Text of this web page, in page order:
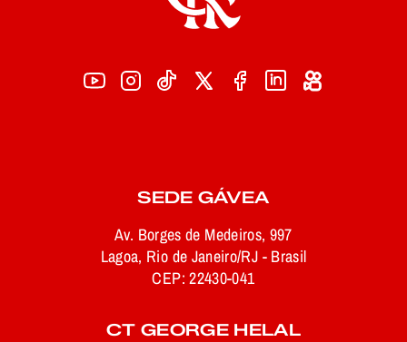
SEDE GÁVEA
Av. Borges de Medeiros, 997
Lagoa, Rio de Janeiro/RJ - Brasil
CEP: 22430-041
CT GEORGE HELAL